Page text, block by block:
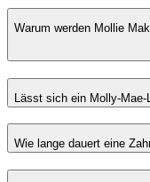
Warum werden Mollie
Lässt sich ein Molly-
Wie lange dauert eine